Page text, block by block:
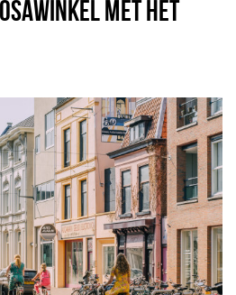
MET HET